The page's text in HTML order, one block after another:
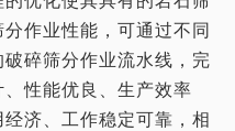
作业性能，可通过不同
碎筛分作业流水线，完
性能优良、生产效率
济、工作稳定可靠，相